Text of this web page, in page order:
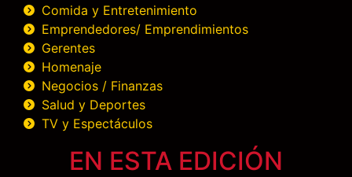
Comida y Entretenimiento
Emprendedores/ Emprendimientos
Gerentes
Homenaje
Negocios / Finanzas
Salud y Deportes
TV y Espectáculos
EN ESTA EDICIÓN